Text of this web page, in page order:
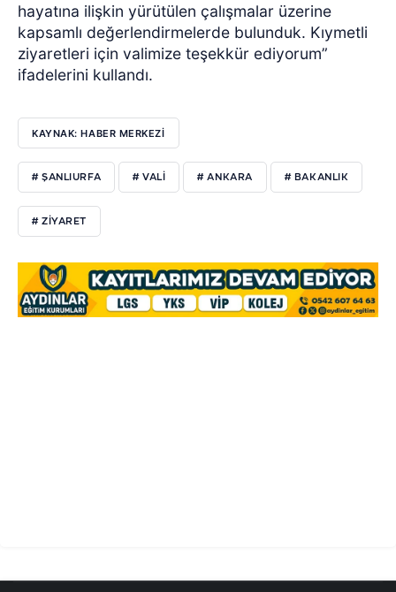
hayatına ilişkin yürütülen çalışmalar üzerine
kapsamlı değerlendirmelerde bulunduk. Kıymetli
ziyaretleri için valimize teşekkür ediyorum”
ifadelerini kullandı.
KAYNAK: HABER MERKEZİ
# ŞANLIURFA # VALİ # ANKARA # BAKANLIK
# ZİYARET